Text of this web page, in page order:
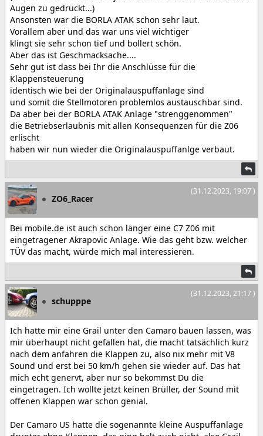
Augen zu gedrückt...)
Ansonsten war die BORLA ATAK schon sehr laut.
Vorallem aber und das war uns viel wichtiger
klingt sie sehr schon tief und bollert schön.
Aber das ist Geschmacksache....
Sehr gut ist dass bei Ihr die Anschlüsse für die
Klappensteuerung
identisch wie bei der Originalauspuffanlage sind
und somit die Stellmotoren problemlos austauschbar sind.
Da aber bei der BORLA ATAK Anlage "strenggenommen"
die Betriebserlaubnis mit allen Konsequenzen für die Z06
erlischt
haben wir nun wieder die Originalauspuffanlge verbaut.
(31.12.2023, 19:07 )
ZO6_Racer
Bei mobile.de ist auch schon länger eine C7 Z06 mit
eingetragener Akrapovic Anlage. Wie das geht bzw. welcher
TÜV das macht, würde mich mal interessieren.
(31.12.2023, 21:17 )
schupppe
Ich hatte mir eine Grail unter den Camaro bauen lassen, was
mir überhaupt nicht gefallen hat, die macht tatsächlich kurz
nach dem anfahren die Klappen zu, also nix mehr mit V8
Sound und erst bei 50 km/h gehen sie wieder auf. Das hat
mich echt genervt, aber nur so bekommst Du die
eingetragen. Ich wollte jetzt keinen Brüller, der Sound mit
offenen Klappen war schon genial.
Der Camaro US hatte die sogenannte kleine Auspuffanlage